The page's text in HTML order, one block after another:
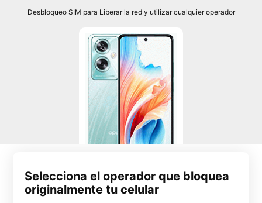
Desbloqueo SIM para Liberar la red y utilizar cualquier operador
Selecciona el operador que bloquea
originalmente tu celular